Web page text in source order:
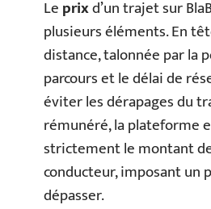
Leprixd’un trajet sur
plusieurs éléments. En
distance, talonnée par la
parcours et le délai de
éviter les dérapages du
rémunéré, la plateforme
strictement le montant
conducteur, imposant un
dépasser.